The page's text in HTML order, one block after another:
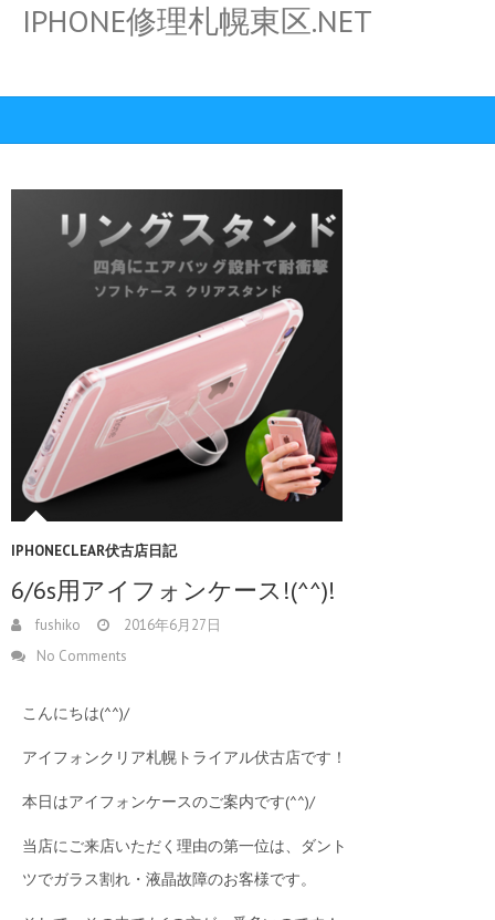
IPHONE修理札幌東区.NET
IPHONECLEAR伏古店日記
6/6s用アイフォンケース!(^^)!
fushiko
2016年6月27日
No Comments
こんにちは(^^)/
アイフォンクリア札幌トライアル伏古店です！
本日はアイフォンケースのご案内です(^^)/
当店にご来店いただく理由の第一位は、ダント
ツでガラス割れ・液晶故障のお客様です。